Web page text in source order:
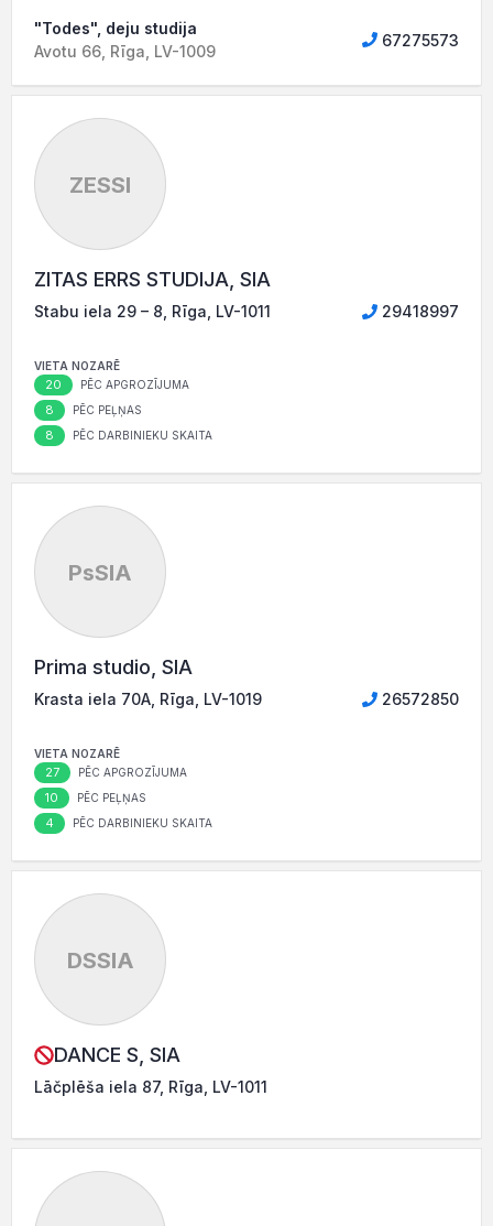
"Todes", deju studija
Avotu 66, Rīga, LV-1009
67275573
ZESSI
ZITAS ERRS STUDIJA, SIA
Stabu iela 29 – 8, Rīga, LV-1011 29418997
VIETA NOZARĒ
20 PĒC APGROZĪJUMA
8 PĒC PEĻŅAS
8 PĒC DARBINIEKU SKAITA
PsSIA
Prima studio, SIA
Krasta iela 70A, Rīga, LV-1019 26572850
VIETA NOZARĒ
27 PĒC APGROZĪJUMA
10 PĒC PEĻŅAS
4 PĒC DARBINIEKU SKAITA
DSSIA
DANCE S, SIA
Lāčplēša iela 87, Rīga, LV-1011